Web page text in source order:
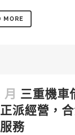
MORE
三重機車
派經營，
務